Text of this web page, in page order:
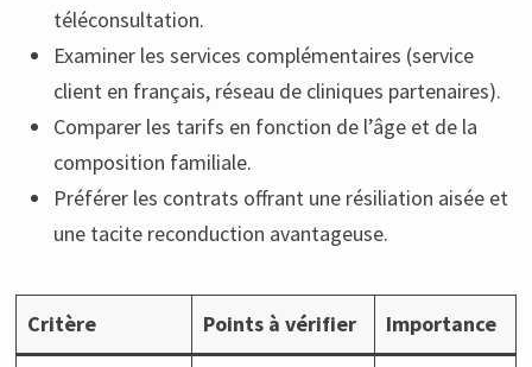
téléconsultation.
Examiner les services complémentaires (service
client en français, réseau de cliniques partenaires).
Comparer les tarifs en fonction de l’âge et de la
composition familiale.
Préférer les contrats offrant une résiliation aisée et
une tacite reconduction avantageuse.
Critère Points à vérifier Importance